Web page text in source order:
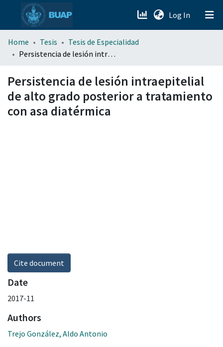
Log In (current)
menu.section.about_menu
Home Tesis
Tesis de Especialidad
Persistencia de lesión intraepitelial de alto grado posterior a tratamiento con asa diatérmica
Persistencia de lesión intraepitelial
de alto grado posterior a tratamiento
con asa diatérmica
Cite document
Date
2017-11
Authors
Trejo González, Aldo Antonio